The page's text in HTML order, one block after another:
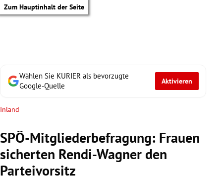
Zum Hauptinhalt der Seite
Wählen Sie KURIER als bevorzugte
Google-Quelle
Aktivieren
Inland
SPÖ-Mitgliederbefragung: Frauen
sicherten Rendi-Wagner den
Parteivorsitz